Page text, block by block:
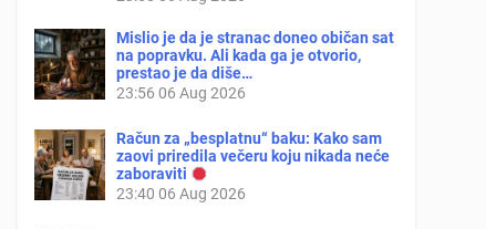
Mislio je da je stranac doneo običan sat
na popravku. Ali kada ga je otvorio,
prestao je da diše…
23:56 06 Aug 2026
Račun za „besplatnu“ baku: Kako sam
zaovi priredila večeru koju nikada neće
zaboraviti
23:40 06 Aug 2026